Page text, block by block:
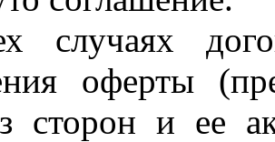
случаях
оферты
сторон и ее